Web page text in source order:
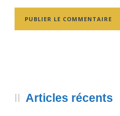
Articles récents